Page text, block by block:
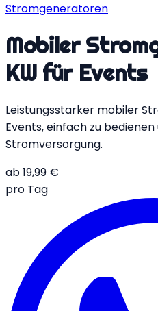
Stromgeneratoren
Mobiler
KW für Events
Leistungsstarker mobiler
Events, einfach zu
Stromversorgung.
ab19,99 €
pro Tag